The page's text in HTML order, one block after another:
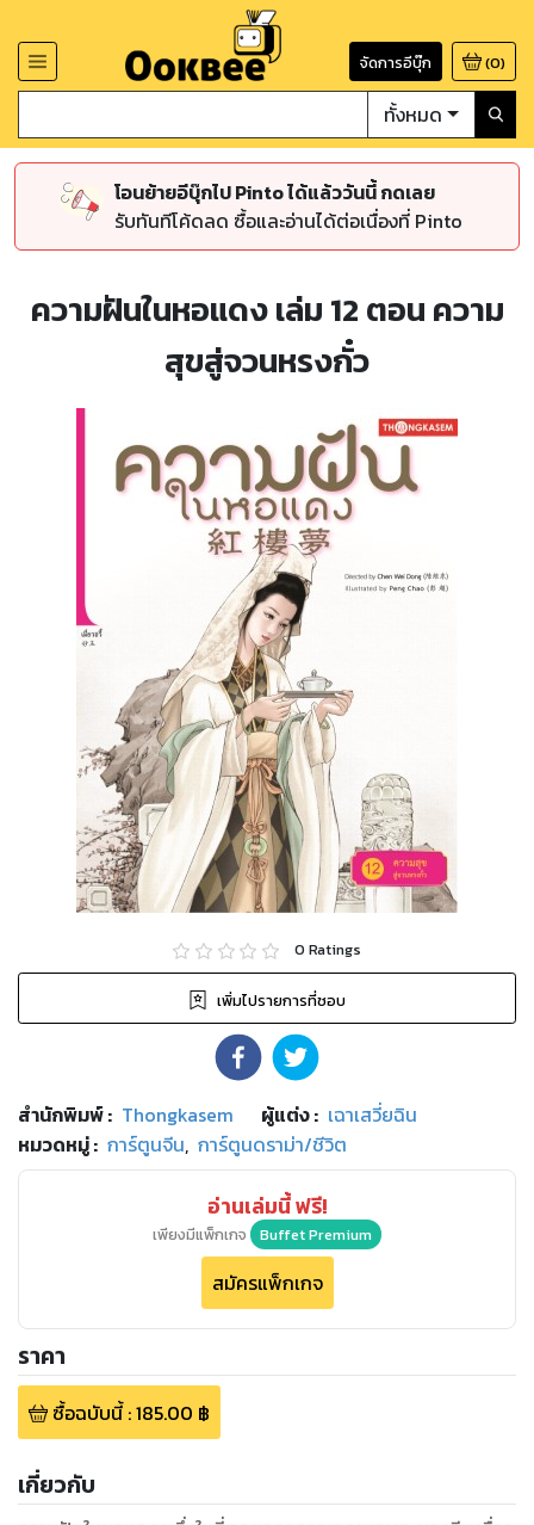
จัดการอีบุ๊ก (0)
ทั้งหมด
โอนย้ายอีบุ๊กไป Pinto ได้แล้ววันนี้ กดเลย
รับทันทีโค้ดลด ซื้อและอ่านได้ต่อเนื่องที่ Pinto
ความฝันในหอแดง เล่ม 12 ตอน ความ
สุขสู่จวนหรงกั๋ว
0 Ratings
เพิ่มไปรายการที่ชอบ
สำนักพิมพ์: Thongkasem ผู้แต่ง : เฉาเสวี่ยฉิน
หมวดหมู่: การ์ตูนจีน, การ์ตูนดราม่า/ชีวิต
อ่านเล่มนี้ ฟรี!
เพียงมีแพ็กเกจ Buffet Premium
สมัครแพ็กเกจ
ราคา
ซื้อฉบับนี้:185.00 ฿
เกี่ยวกับ